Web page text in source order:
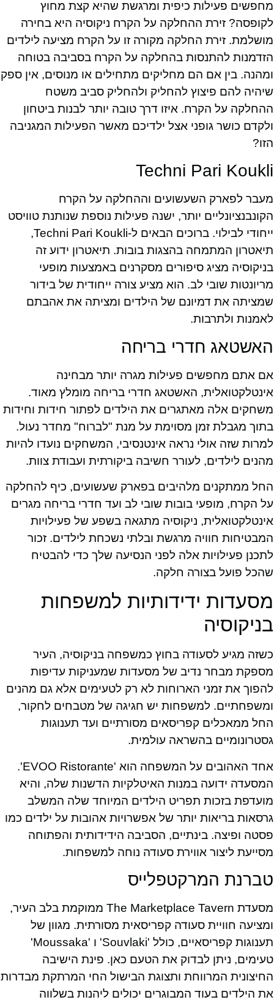
מחפשים פעילות כיפית ומרגשת שהיא קצת מחוץ
לקופסה? זירת ההחלקה על הקרח ניקוסיה היא בחירה
מושלמת. זירת החלקה מקורה זו על הקרח מציעה לילדים
הזדמנות להתנסות בהחלקה על הקרח בסביבה בטוחה
ומהנה. בין אם הם מחליקים מתחילים או מנוסים, אין ספק
שיהיה להם פיצוץ להחליק ולהחליק סביב משטח
ההחלקה על הקרח. איזו דרך טובה יותר לבנות ביטחון
ולקדם כושר גופני אצל ילדיכם מאשר הפעילות המגניבה
הזו?
Techni Pari Koukli
מעבר לפארק השעשועים וההחלקה על הקרח
הקונבנציונליים יותר, ישנה פעילות נוספת שנותנת טוויסט
ייחודי לבילוי. ברוכים הבאים ל-Techni Pari Koukli,
תיאטרון המתמחה בהצגות בובות. תיאטרון ידוע זה
בניקוסיה מציג סיפורים מסקרנים באמצעות מופעי
מריונטות שובי לב. הוא מציע צורה ייחודית של בידור
שמציתה את דמיונם של הילדים ומציתה את אהבתם
לאמנות ולתרבות.
האשטאג חדרי בריחה
אם אתם מחפשים פעילות מגרה יותר מבחינה
אינטלקטואלית, האשטאג חדרי בריחה מומלץ מאוד.
משחקים אלה מאתגרים את הילדים לפתור חידות וחידות
בתוך מגבלת זמן מסוימת על מנת "לברוח" מחדר נעול.
למרות שזה אולי נראה אינטנסיבי, המשחקים נועדו להיות
מהנים לילדים, לעורר חשיבה ביקורתית ועבודת צוות.
החל ממתקנים מלהיבים בפארק שעשועים, כיף להחלקה
על הקרח, מופעי בובות שובי לב ועד חדרי בריחה מגרים
אינטלקטואלית, ניקוסיה מתגאה בשפע של פעילויות
המבטיחות חוויה מרגשת ובלתי נשכחת לילדים. זכור
לתכנן פעילויות אלה לפני הנסיעה שלך כדי להבטיח
שהכל פועל בצורה חלקה.
מסעדות ידידותיות למשפחות
בניקוסיה
כשזה מגיע לסעודה בחוץ כמשפחה בניקוסיה, העיר
מספקת מבחר נדיב של מסעדות שמעניקות עדיפות
להפוך את זמני הארוחות לא רק לטעימים אלא גם מהנים
ומשפחתיים. למשפחות יש חגיגה של מטבחים לחקור,
החל ממאכלים קפריסאים מסורתיים ועד תענוגות
גסטרונומיים בהשראה עולמית.
אחד האהובים על המשפחה הוא 'EVOO Ristorante'.
המסעדה ידועה במנות האיטלקיות הדשנות שלה, והיא
מועדפת בזכות תפריט הילדים המיוחד שלה המשלב
גרסאות בריאות יותר של אפשרויות אהובות על ילדים כמו
פסטה ופיצה. בינתיים, הסביבה הידידותית והפתוחה
מסייעת ליצור אווירת סעודה נוחה למשפחות.
טברנת המרקטפלייס
מסעדת The Marketplace Tavern ממוקמת בלב העיר,
ומציעה חוויית סעודה קפריסאית מסורתית. מגוון של
תענוגות קפריסאיים, כולל 'Souvlaki' ו 'Moussaka'
טעימים, ניתן לבדוק את הטעם כאן. פינת הישיבה
החיצונית המרווחת ותצוגת הבישול החי המרתקת מבדרות
את הילדים בעוד המבוגרים יכולים ליהנות בשלווה